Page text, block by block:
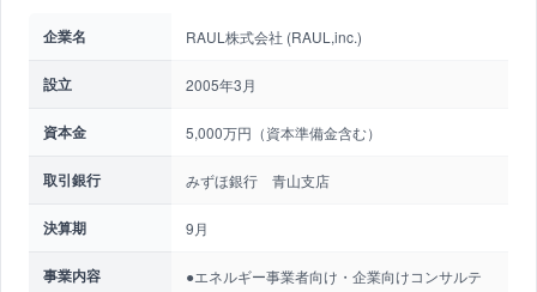
企業名 RAUL株式会社 (RAUL,inc.)
設立 2005年3月
資本金 5,000万円（資本準備金含む）
取引銀行 みずほ銀行 青山支店
決算期 9月
事業内容
●エネルギー事業者向け・企業向けコンサルテ